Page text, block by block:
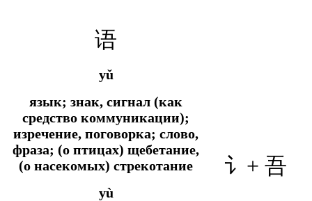
语
yǔ
язык; знак, сигнал (как
средство коммуникации);
изречение, поговорка; слово,
фраза; (о птицах) щебетание,
(о насекомых) стрекотание
yù
讠+ 吾